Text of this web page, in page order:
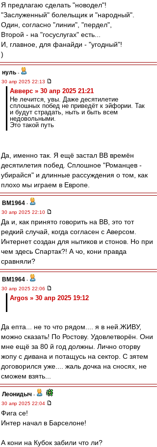
Я предлагаю сделать "новодел"!
"Заслуженный" болельщик и "народный".
Один, согласно "линии", "пердел",
Второй - на "госуслугах" есть...
И, главное, для фанайди - "угодный"!
)
нуль -
30 апр 2025 22:13
Авверс » 30 апр 2025 21:21
Не лечится, увы. Даже десятилетие
сплошных побед не приведёт к эйфории. Так
и будут страдать, ныть и быть всем
недовольными.
Это такой путь
Да, именно так. Я ещё застал ВВ времён
десятилетия побед. Сплошное "Романцев -
убирайся" и длинные рассуждения о том, как
плохо мы играем в Европе.
BM1964 -
30 апр 2025 22:10
Да и, как принято говорить на ВВ, это тот
редкий случай, когда согласен с Аверсом.
Интернет создан для нытиков и стонов. Но при
чем здесь Спартак?! А чо, кони правда
сравняли?
BM1964 -
30 апр 2025 22:06
Argos » 30 апр 2025 19:12
Да епта... не то что рядом.... я в ней.ЖИВУ,
можно сказать! По Ростову. Удовлетворён. Они
мне ещё за 80 й год должны. Лично оторву
жопу с дивана и потащусь на сектор. С зятем
договорился уже.... жаль дочка на сносях, не
сможем взять...
Леонидыч -
30 апр 2025 22:04
Фига се!
Интер начал в Барселоне!
А кони на Кубок забили что ли?